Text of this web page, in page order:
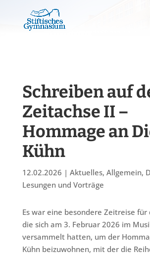
Schreiben auf
Zeitachse II –
Hommage an
Kühn
12.02.2026 | Aktuelles, Allgemein,
Lesungen und Vorträge
Es war eine besondere Zeitreise für
die sich am 3. Februar 2026 im
versammelt hatten, um der
Kühn beizuwohnen, mit der die